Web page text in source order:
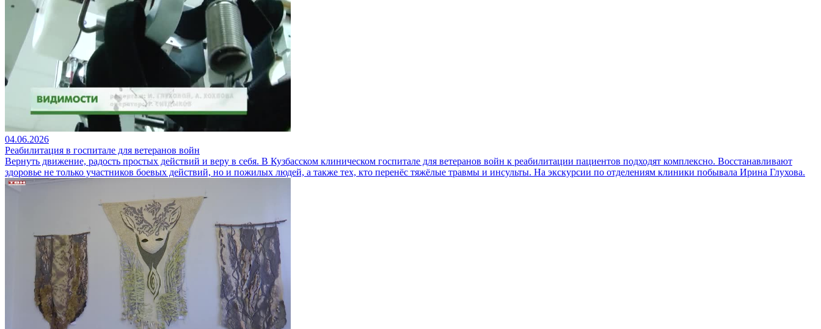
04.06.2026
Реабилитация в госпитале для ветеранов войн
Вернуть движение, радость простых действий и веру в себя. В Кузбасском клиническом госпитале для ветеранов войн к реабилитации пациентов подходят комплексно. Восстанавливают
здоровье не только участников боевых действий, но и пожилых людей, а также тех, кто перенёс тяжёлые травмы и инсульты. На экскурсии по отделениям клиники побывала Ирина Глухова.